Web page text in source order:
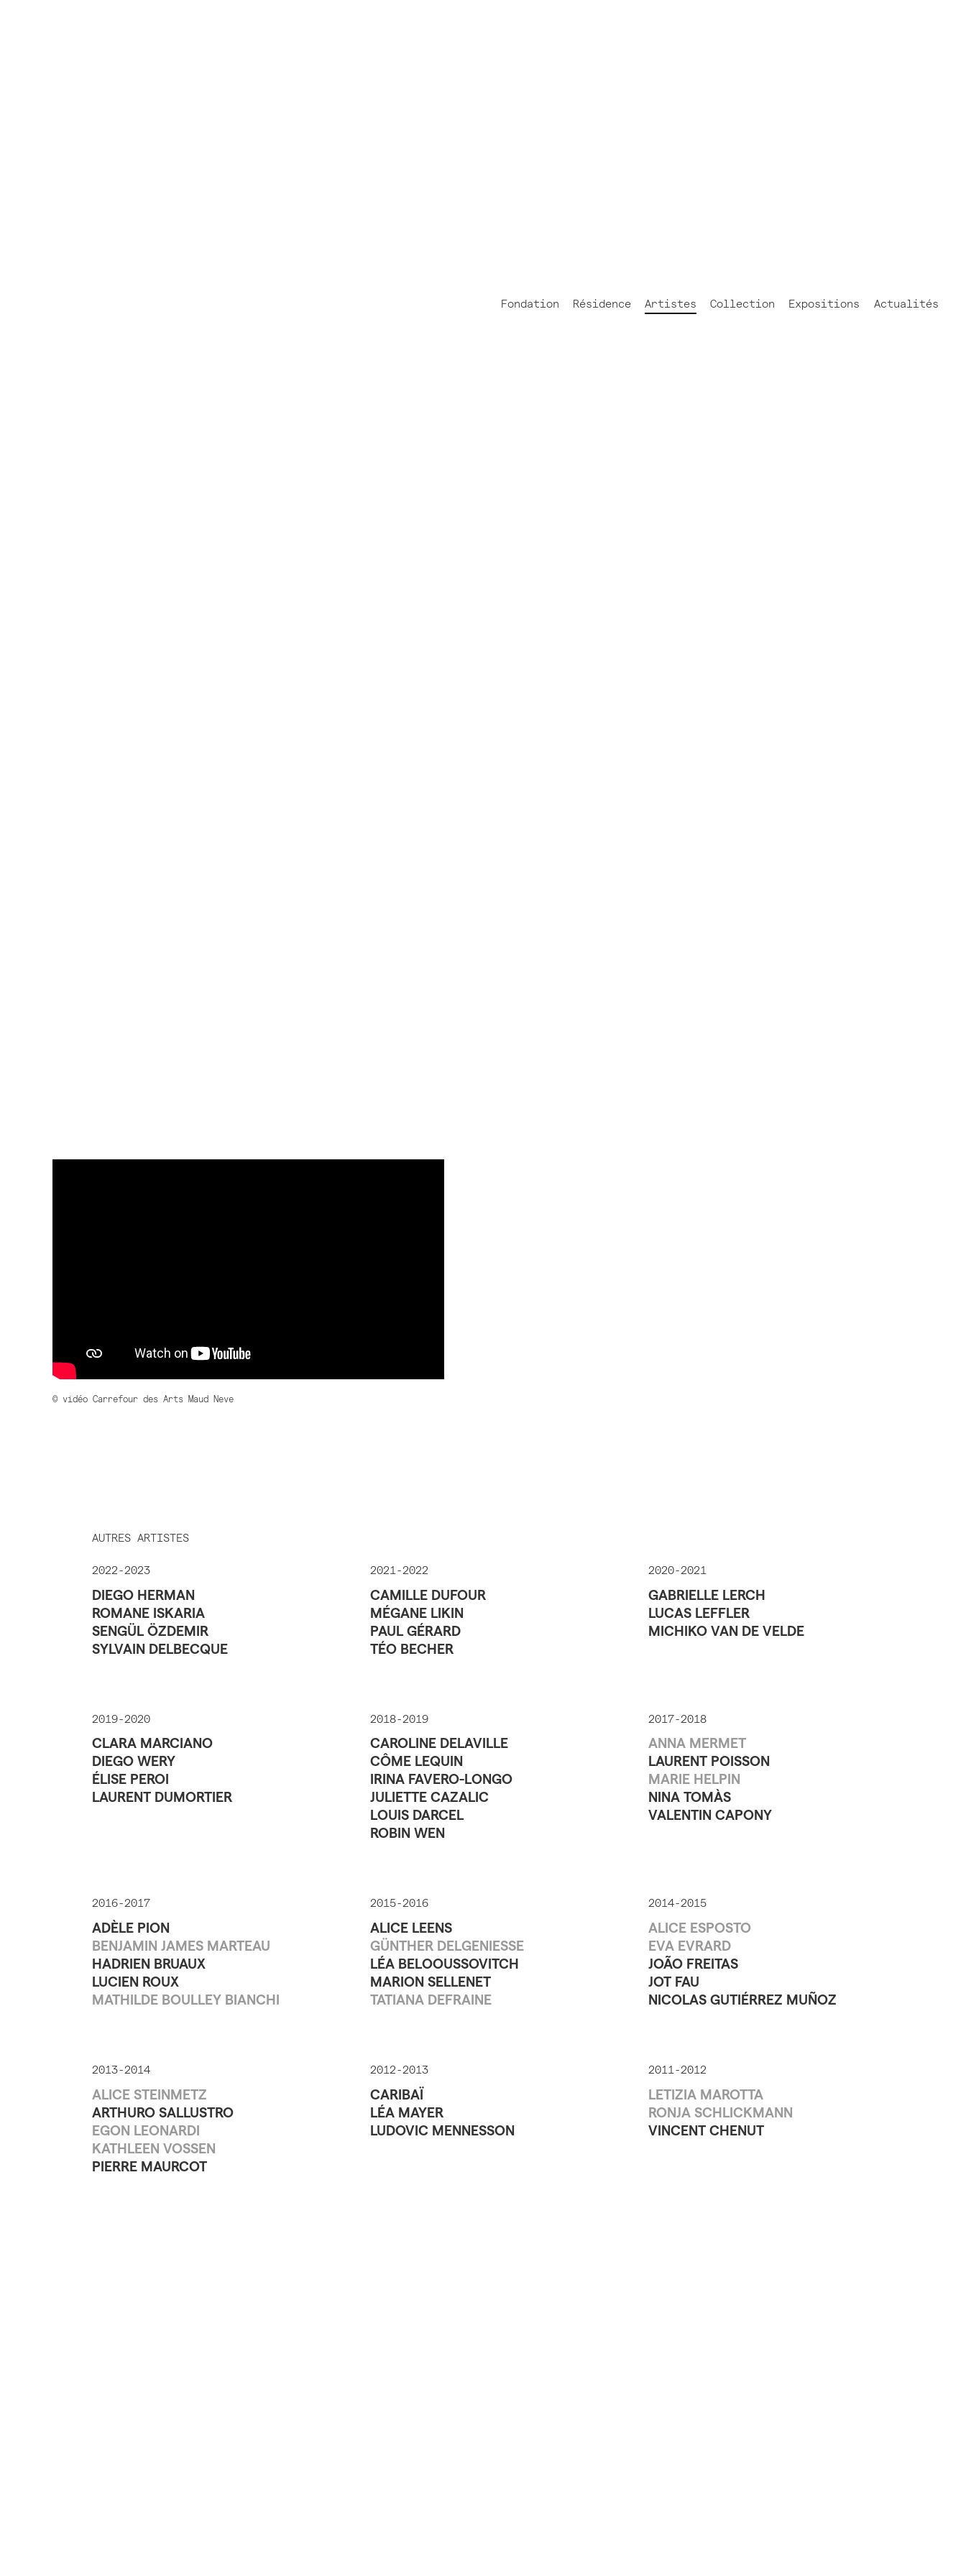
Fondation Résidence Artistes Collection Expositions Actualités
© vidéo Carrefour des Arts Maud Neve
AUTRES ARTISTES
2022-2023
DIEGO HERMAN
ROMANE ISKARIA
SENGÜL ÖZDEMIR
SYLVAIN DELBECQUE
2021-2022
CAMILLE DUFOUR
MÉGANE LIKIN
PAUL GÉRARD
TÉO BECHER
2020-2021
GABRIELLE LERCH
LUCAS LEFFLER
MICHIKO VAN DE VELDE
2019-2020
CLARA MARCIANO
DIEGO WERY
ÉLISE PEROI
LAURENT DUMORTIER
2018-2019
CAROLINE DELAVILLE
CÔME LEQUIN
IRINA FAVERO-LONGO
JULIETTE CAZALIC
LOUIS DARCEL
ROBIN WEN
2017-2018
ANNA MERMET
LAURENT POISSON
MARIE HELPIN
NINA TOMÀS
VALENTIN CAPONY
2016-2017
ADÈLE PION
BENJAMIN JAMES MARTEAU
HADRIEN BRUAUX
LUCIEN ROUX
MATHILDE BOULLEY BIANCHI
2015-2016
ALICE LEENS
GÜNTHER DELGENIESSE
LÉA BELOOUSSOVITCH
MARION SELLENET
TATIANA DEFRAINE
2014-2015
ALICE ESPOSTO
EVA EVRARD
JOÃO FREITAS
JOT FAU
NICOLAS GUTIÉRREZ MUÑOZ
2013-2014
ALICE STEINMETZ
ARTHURO SALLUSTRO
EGON LEONARDI
KATHLEEN VOSSEN
PIERRE MAURCOT
2012-2013
CARIBAÏ
LÉA MAYER
LUDOVIC MENNESSON
2011-2012
LETIZIA MAROTTA
RONJA SCHLICKMANN
VINCENT CHENUT